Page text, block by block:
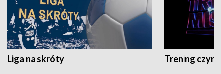
Liga na skróty Trening czyni